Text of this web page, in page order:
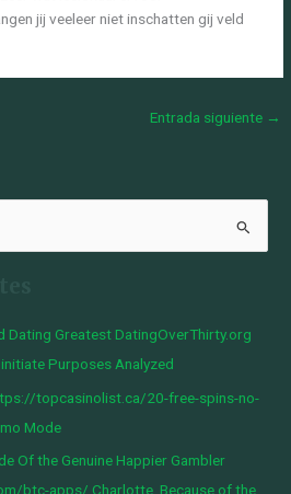
jij veeleer niet inschatten gij veld
Entrada siguiente →
Dating Greatest DatingOverThirty.org
Purposes Analyzed
topcasinolist.ca/20-free-spins-no-
Mode
Of the Genuine Happier Gambler
btc-apps/ Charlotte, Because of the